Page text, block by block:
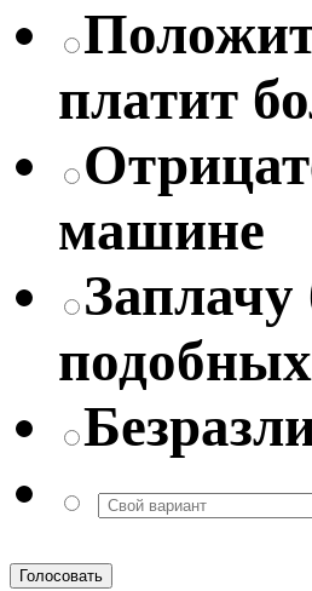
платит
машине
Голосовать